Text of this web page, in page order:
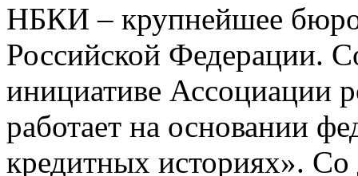
НБКИ – крупнейшее
Российской Федерации.
инициативе Ассоциации
работает на основании
кредитных историях».